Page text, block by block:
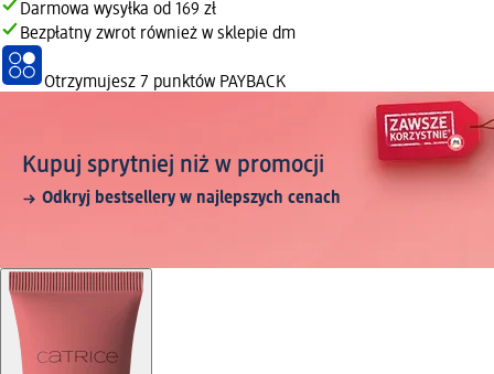
Darmowa wysyłka od 169 zł
Bezpłatny zwrot również w sklepie dm
Otrzymujesz 7 punktów PAYBACK
Kupuj sprytniej niż w promocji
Odkryj bestsellery w najlepszych cenach